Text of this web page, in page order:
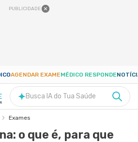
PUBLICIDADE
AGENDAR EXAMEMÉDICO RESPONDE
Busca IA do Tua Saúde
Exames
o que é, para que